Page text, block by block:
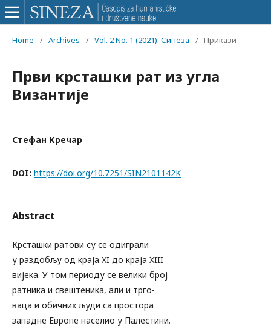
Home / Archives / Vol. 2 No. 1 (2021): Синеза / Прикази
Први крсташки рат из угла
Византије
Стефан Кречар
DOI: https://doi.org/10.7251/SIN2101142K
Abstract
Крсташки ратови су се одиграли
у раздобљу од краја XI до краја XIII
вијека. У том периоду се велики број
ратника и свештеника, али и трго-
ваца и обичних људи са простора
западне Европе населио у Палестини.